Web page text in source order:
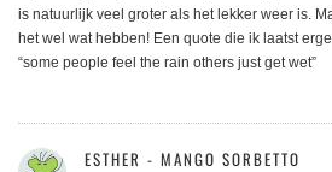
is natuurlijk veel groter als het lekker weer is.
het wel wat hebben! Een quote die ik laatst
“some people feel the rain others just get wet”
ESTHER - MANGO SORBETTO